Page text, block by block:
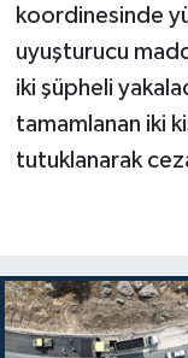
koordinesinde
uyuşturucu
iki şüpheli
tamamlanan iki
tutuklanarak